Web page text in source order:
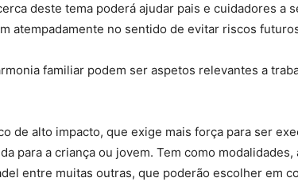
deste tema poderá ajudar pais e cuidadores a
atempadamente no sentido de evitar riscos
familiar podem ser aspetos relevantes a
de alto impacto, que exige mais força para ser
para a criança ou jovem. Tem como modalidades,
entre muitas outras, que poderão escolher em